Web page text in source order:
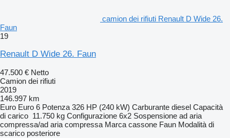
camion dei rifiuti Renault D Wide 26.
Faun
19
Renault D Wide 26. Faun
47.500 € Netto
Camion dei rifiuti
2019
146.997 km
Euro Euro 6 Potenza 326 HP (240 kW) Carburante diesel Capacità
di carico 11.750 kg Configurazione 6x2 Sospensione ad aria
compressa/ad aria compressa Marca cassone Faun Modalità di
scarico posteriore